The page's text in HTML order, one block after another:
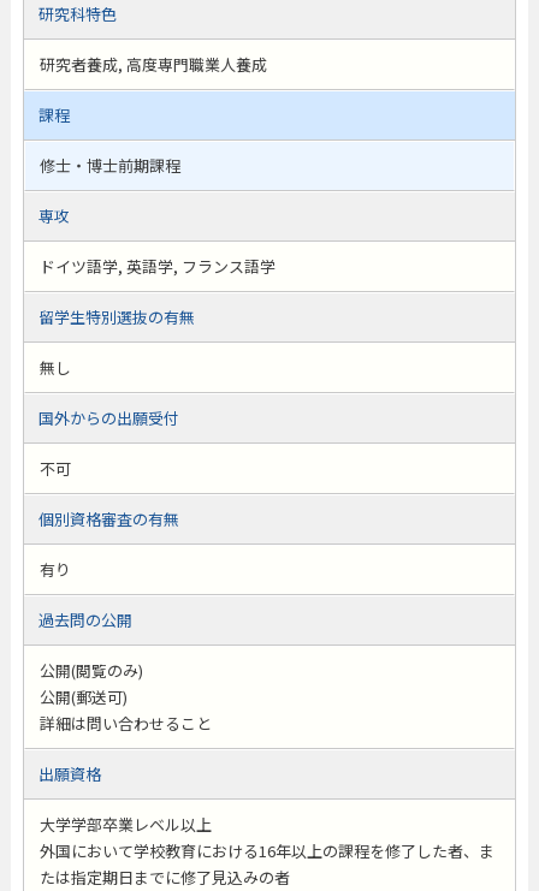
研究科特色
研究者養成, 高度専門職業人養成
課程
修士・博士前期課程
専攻
ドイツ語学, 英語学, フランス語学
留学生特別選抜の有無
無し
国外からの出願受付
不可
個別資格審査の有無
有り
過去問の公開
公開(閲覧のみ)
公開(郵送可)
詳細は問い合わせること
出願資格
大学学部卒業レベル以上
外国において学校教育における16年以上の課程を修了した者、ま
たは指定期日までに修了見込みの者